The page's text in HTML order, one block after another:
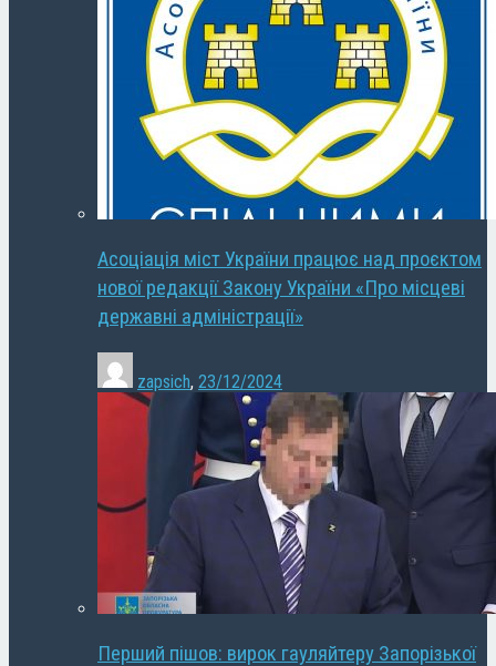
Асоціація міст України працює над проєктом
нової редакції Закону України «Про місцеві
державні адміністрації»
zapsich, 23/12/2024
Перший пішов: вирок гауляйтеру Запорізької